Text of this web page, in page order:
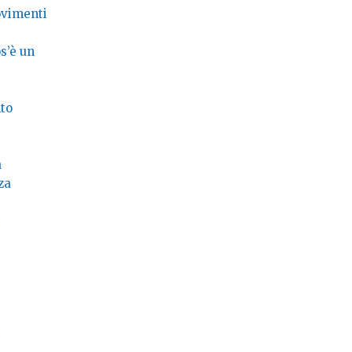
un